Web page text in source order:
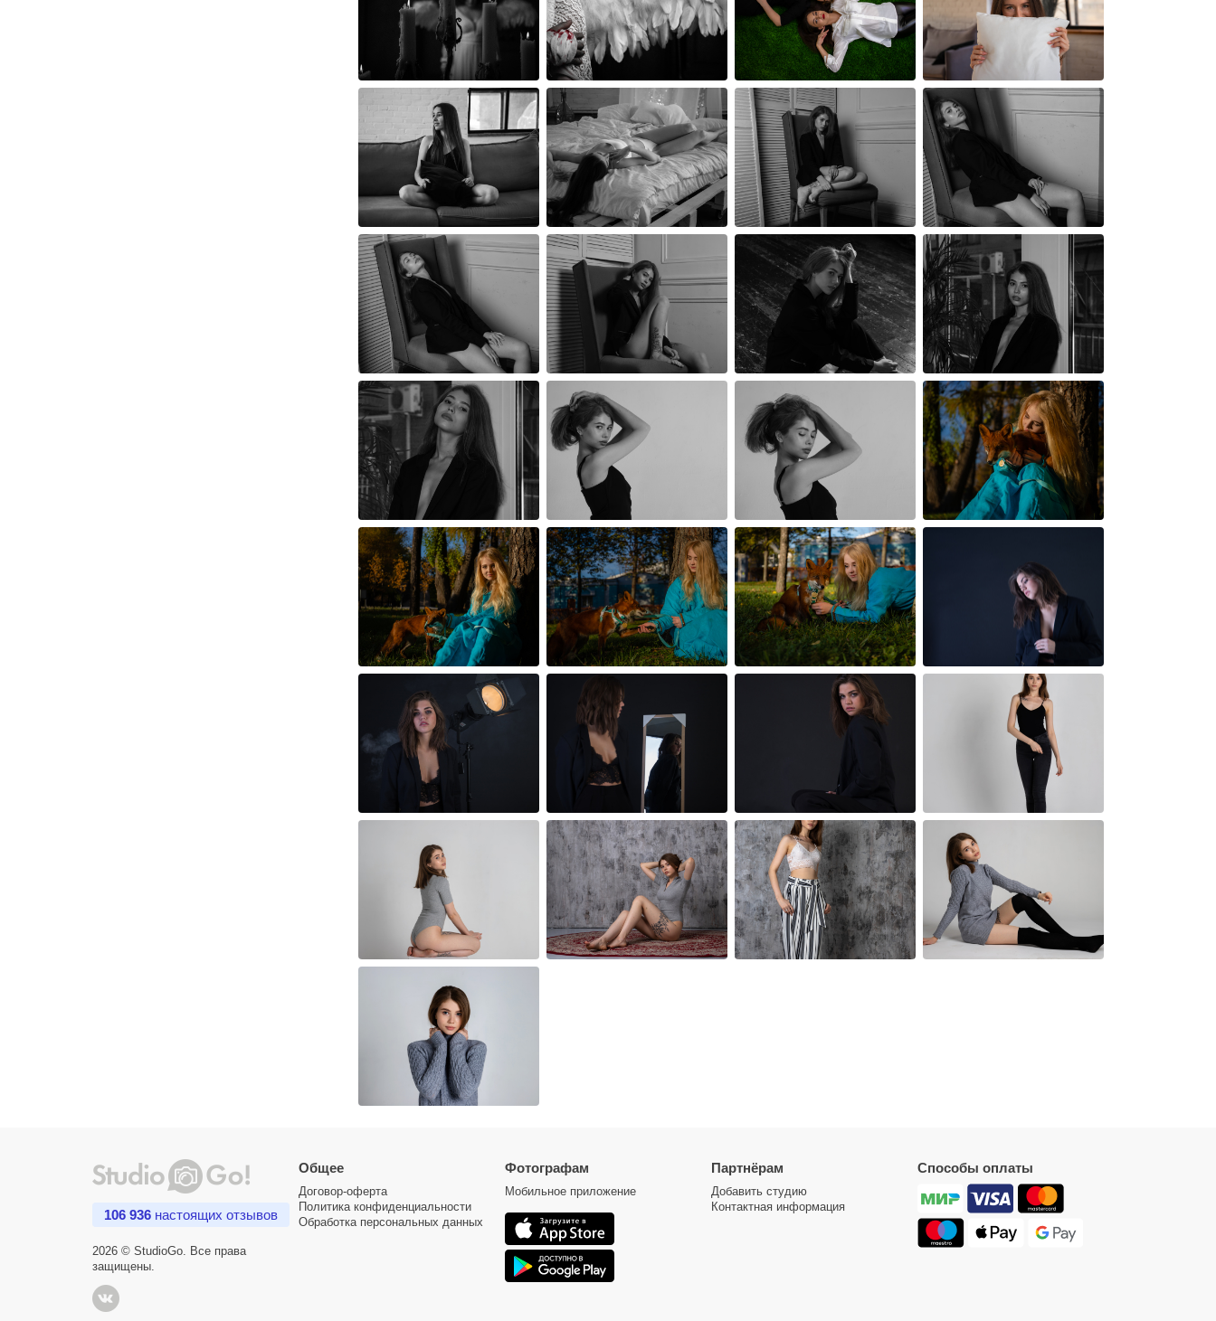
106 936 настоящих отзывов
2026 © StudioGo. Все права
защищены.
Способы оплаты
Партнёрам
Добавить студию
Контактная информация
Фотографам
Мобильное приложение
Общее
Договор-оферта
Политика конфиденциальности
Обработка персональных данных